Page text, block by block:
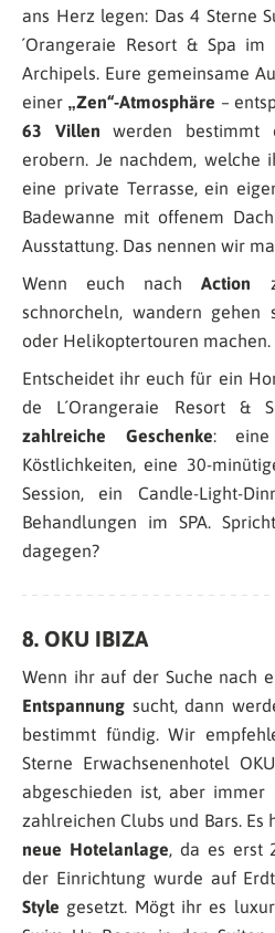
ans Herz legen: Das 4 Sterne
´Orangeraie Resort & Spa
Archipels. Eure gemeinsame
einer „Zen“-Atmosphäre –
63 Villen werden bestimmt
erobern. Je nachdem, welche
eine private Terrasse, ein
Badewanne mit offenem
Ausstattung. Das nennen wir
Wenn euch nach Action
schnorcheln, wandern gehen
oder Helikoptertouren machen.
Entscheidet ihr euch für ein
de L´Orangeraie Resort &
zahlreiche Geschenke: eine
Köstlichkeiten, eine 30-
Session, ein Candle-Light-
Behandlungen im SPA.
dagegen?
8. OKU IBIZA
Wenn ihr auf der Suche nach
Entspannung sucht, dann
bestimmt fündig. Wir
Sterne Erwachsenenhotel
abgeschieden ist, aber
zahlreichen Clubs und Bars. Es
neue Hotelanlage, da es erst
der Einrichtung wurde auf
Style gesetzt. Mögt ihr es